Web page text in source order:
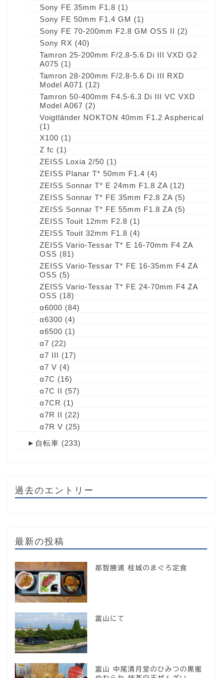
Sony FE 35mm F1.8 (1)
Sony FE 50mm F1.4 GM (1)
Sony FE 70-200mm F2.8 GM OSS II (2)
Sony RX (40)
Tamron 25-200mm F/2.8-5.6 Di III VXD G2
A075 (1)
Tamron 28-200mm F/2.8-5.6 Di III RXD
Model A071 (12)
Tamron 50-400mm F4.5-6.3 Di III VC VXD
Model A067 (2)
Voigtländer NOKTON 40mm F1.2 Aspherical
(1)
X100 (1)
Z fc (1)
ZEISS Loxia 2/50 (1)
ZEISS Planar T* 50mm F1.4 (4)
ZEISS Sonnar T* E 24mm F1.8 ZA (12)
ZEISS Sonnar T* FE 35mm F2.8 ZA (5)
ZEISS Sonnar T* FE 55mm F1.8 ZA (5)
ZEISS Touit 12mm F2.8 (1)
ZEISS Touit 32mm F1.8 (4)
ZEISS Vario-Tessar T* E 16-70mm F4 ZA
OSS (81)
ZEISS Vario-Tessar T* FE 16-35mm F4 ZA
OSS (5)
ZEISS Vario-Tessar T* FE 24-70mm F4 ZA
OSS (18)
α6000 (84)
α6300 (4)
α6500 (1)
α7 (22)
α7 III (17)
α7 V (4)
α7C (16)
α7C II (57)
α7CR (1)
α7R II (22)
α7R V (25)
► 自転車 (233)
過去のエントリー
最新の投稿
那智勝浦 桂城のまぐろ定食
富山にて
富山 中尾清月堂のひみつの黒蜜